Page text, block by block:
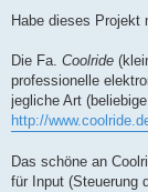
i
a
Habe dieses Projekt
Die Fa. Coolride
professionelle
jegliche Art
http://
Das schöne an
für Input (Steuerung